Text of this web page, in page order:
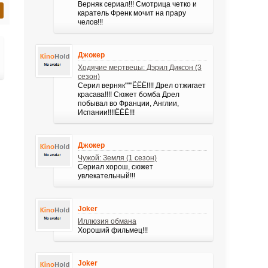
Верняк сериал!!! Смотрица четко и
каратель Френк мочит на прару
челов!!!
Джокер
Ходячие мертвецы: Дэрил Диксон (3
сезон)
Серил верняк"""ЁЁЁ!!!! Дрел отжигает
красава!!!! Сюжет бомба Дрел
побывал во Франции, Англии,
Испании!!!!ЁЁЁ!!!
Джокер
Чужой: Земля (1 сезон)
Сериал хорош, сюжет
увлекательный!!!
Joker
Иллюзия обмана
Хороший фильмец!!!
Joker